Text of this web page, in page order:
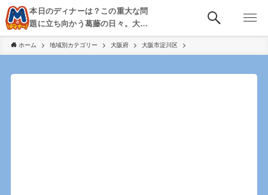
本日のディナーは？この重大な問
題に立ち向かう葛藤の日々。大
阪・京都・神戸を中心とした食べ
歩き、飲み歩きを綴る。
ホーム 地域別カテゴリー 大阪府 大阪市淀川区